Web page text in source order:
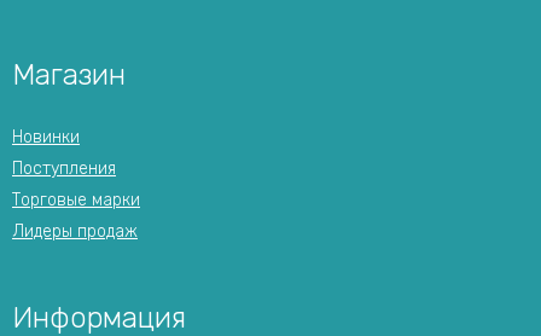
Магазин
Новинки
Поступления
Торговые марки
Лидеры продаж
Информация